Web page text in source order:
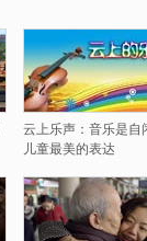
云上乐声：音乐是自
儿童最美的表达